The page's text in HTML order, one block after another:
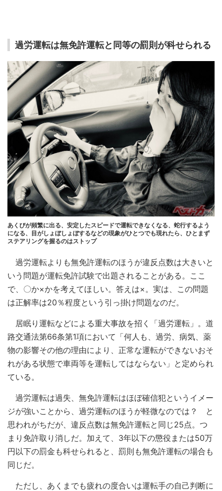
過労運転は無免許運転と同等の罰則が科せられる
あくびが頻繁に出る、安定したスピードで運転できなくなる、蛇行するよう
になる、目がしょぼしょぼするなどの現象がひとつでも現れたら、ひとまず
ステアリングを握るのはストップ
過労運転よりも無免許運転のほうが違反点数は大きいと
いう問題が運転免許試験で出題されることがある。ここ
で、〇か×かを考えてほしい。答えは×。実は、この問題
は正解率は20％程度という引っ掛け問題なのだ。
居眠り運転などによる重大事故を招く「過労運転」。道
路交通法第66条第1項において「何人も、過労、病気、薬
物の影響その他の理由により、正常な運転ができないおそ
れがある状態で車両等を運転してはならない」と定められ
ている。
過労運転は過失、無免許運転はほぼ確信犯というイメー
ジが強いことから、過労運転のほうが軽微なのでは？ と
思われがちだが、違反点数は無免許運転と同じ25点。つ
まり免許取り消しだ。加えて、3年以下の懲役または50万
円以下の罰金も科せられると、罰則も無免許運転の場合も
同じだ。
ただし、あくまでも疲れの度合いは運転手の自己判断に